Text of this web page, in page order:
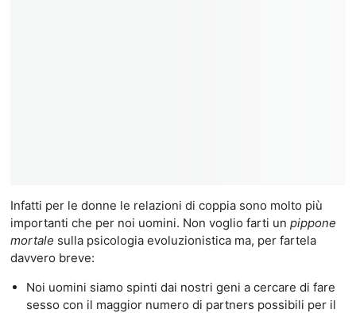
Infatti per le donne le relazioni di coppia sono molto più
importanti che per noi uomini. Non voglio farti un pippone
mortale sulla psicologia evoluzionistica ma, per fartela
davvero breve:
Noi uomini siamo spinti dai nostri geni a cercare di fare
sesso con il maggior numero di partners possibili per il